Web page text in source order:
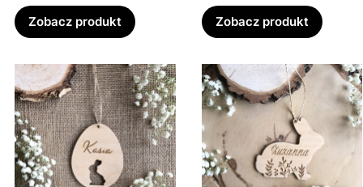
Zobacz produkt Zobacz produkt